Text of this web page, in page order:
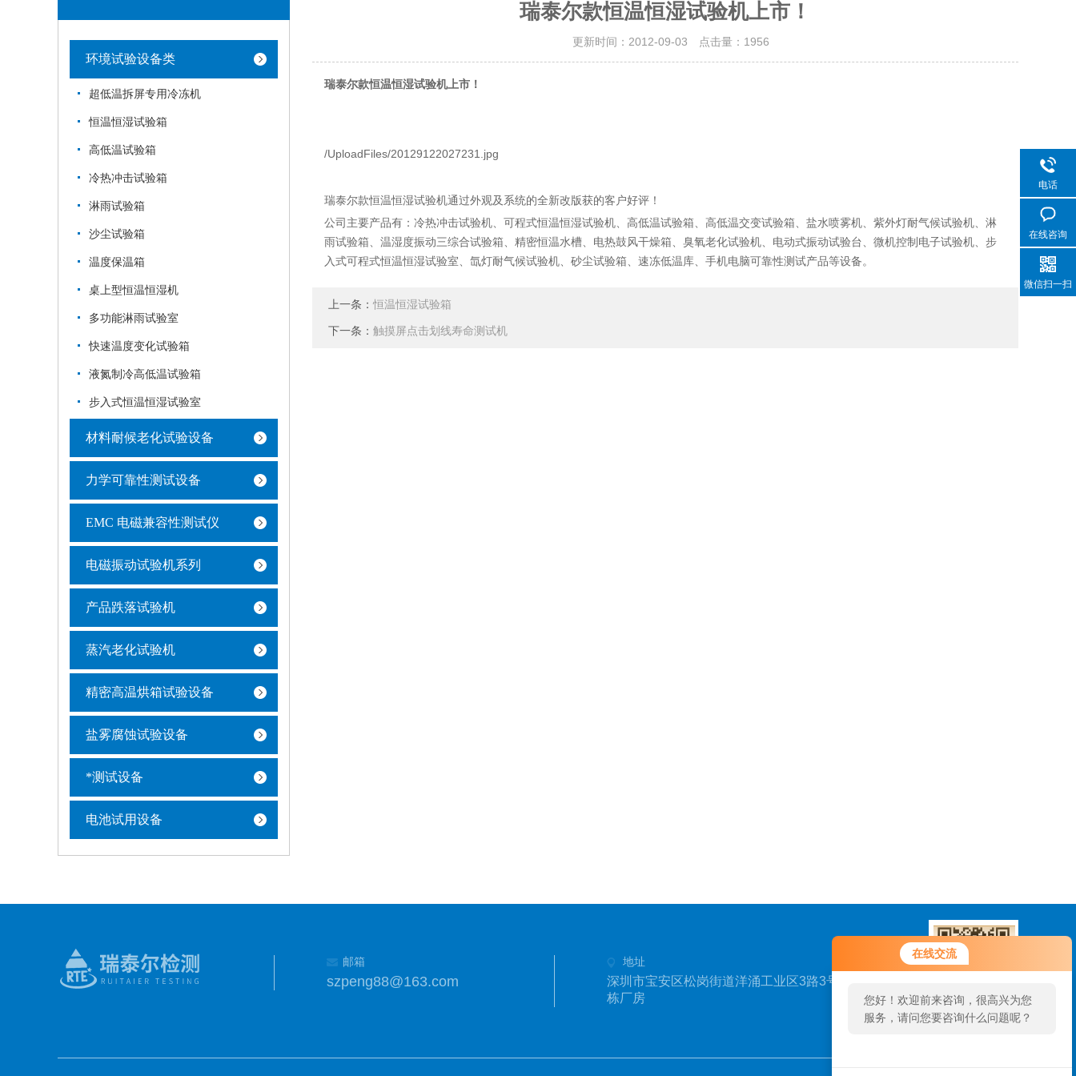
在线交流
您好！欢迎前来咨询，很高兴为您
服务，请问您要咨询什么问题呢？
环境试验设备类
超低温拆屏专用冷冻机
恒温恒湿试验箱
高低温试验箱
冷热冲击试验箱
淋雨试验箱
沙尘试验箱
温度保温箱
桌上型恒温恒湿机
多功能淋雨试验室
快速温度变化试验箱
液氮制冷高低温试验箱
步入式恒温恒湿试验室
材料耐候老化试验设备
力学可靠性测试设备
EMC 电磁兼容性测试仪
电磁振动试验机系列
产品跌落试验机
蒸汽老化试验机
精密高温烘箱试验设备
盐雾腐蚀试验设备
*测试设备
电池试用设备
瑞泰尔款恒温恒湿试验机上市！
更新时间：2012-09-03 点击量： 1956
瑞泰尔款恒温恒湿试验机上市！
/UploadFiles/20129122027231.jpg
瑞泰尔款恒温恒湿试验机通过外观及系统的全新改版获的客户好评！
公司主要产品有：冷热冲击试验机、可程式恒温恒湿试验机、高低温试验箱、高低温交变试验箱、盐水喷雾机、紫外灯耐气候试验机、淋
雨试验箱、温湿度振动三综合试验箱、精密恒温水槽、电热鼓风干燥箱、臭氧老化试验机、电动式振动试验台、微机控制电子试验机、步
入式可程式恒温恒湿试验室、氙灯耐气候试验机、砂尘试验箱、速冻低温库、手机电脑可靠性测试产品等设备。
上一条： 恒温恒湿试验箱
下一条： 触摸屏点击划线寿命测试机
邮箱
szpeng88@163.com
地址
深圳市宝安区松岗街道洋涌工业区3路3号B
栋厂房
电话
在线咨询
微信扫一扫